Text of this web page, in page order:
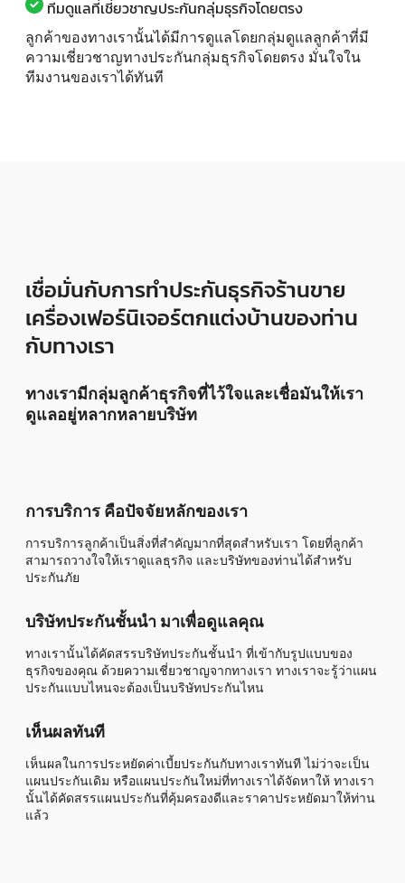
ทีมดูแลที่เชี่ยวชาญประกันกลุ่มธุรกิจโดยตรง
ลูกค้าของทางเรานั้นได้มีการดูแลโดยกลุ่มดูแลลูกค้าที่มี
ความเชี่ยวชาญทางประกันกลุ่มธุรกิจโดยตรง มั่นใจใน
ทีมงานของเราได้ทันที
เชื่อมั่นกับการทำประกันธุรกิจร้านขาย
เครื่องเฟอร์นิเจอร์ตกแต่งบ้านของท่าน
กับทางเรา
ทางเรามีกลุ่มลูกค้าธุรกิจที่ไว้ใจและเชื่อมันให้เรา
ดูแลอยู่หลากหลายบริษัท
การบริการ คือปัจจัยหลักของเรา
การบริการลูกค้าเป็นสิ่งที่สำคัญมากที่สุดสำหรับเรา โดยที่ลูกค้า
สามารถวางใจให้เราดูแลธุรกิจ และบริษัทของท่านได้สำหรับ
ประกันภัย
บริษัทประกันชั้นนำ มาเพื่อดูแลคุณ
ทางเรานั้นได้คัดสรรบริษัทประกันชั้นนำ ที่เข้ากับรูปแบบของ
ธุรกิจของคุณ ด้วยความเชี่ยวชาญจากทางเรา ทางเราจะรู้ว่าแผน
ประกันแบบไหนจะต้องเป็นบริษัทประกันไหน
เห็นผลทันที
เห็นผลในการประหยัดค่าเบี้ยประกันกับทางเราทันที ไม่ว่าจะเป็น
แผนประกันเดิม หรือแผนประกันใหม่ที่ทางเราได้จัดหาให้ ทางเรา
นั้นได้คัดสรรแผนประกันที่คุ้มครองดีและราคาประหยัดมาให้ท่าน
แล้ว